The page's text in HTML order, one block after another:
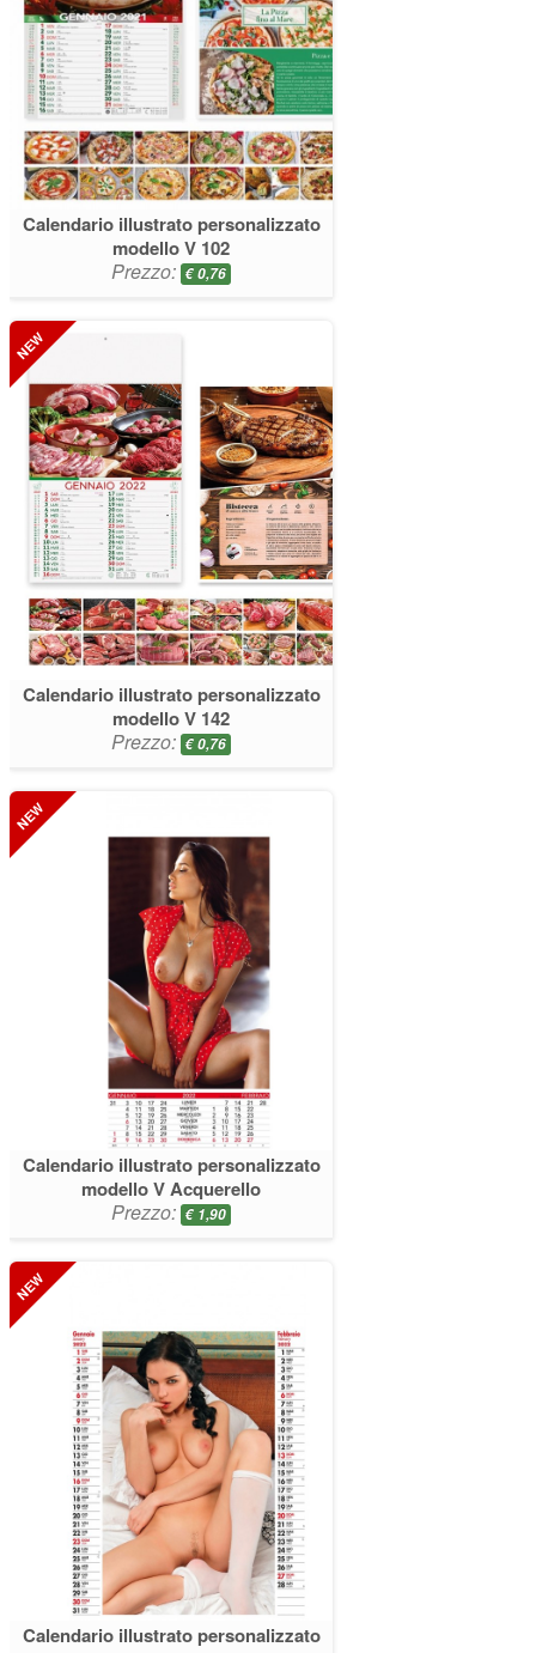
Calendario illustrato personalizzato
modello V 102
Prezzo: €0,76
Calendario illustrato personalizzato
modello V 142
Prezzo: €0,76
Calendario illustrato personalizzato
modello V Acquerello
Prezzo: € 1,90
Calendario illustrato personalizzato